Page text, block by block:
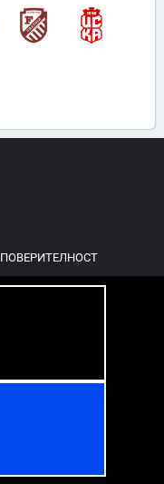
ПОВЕРИТЕЛНОСТ